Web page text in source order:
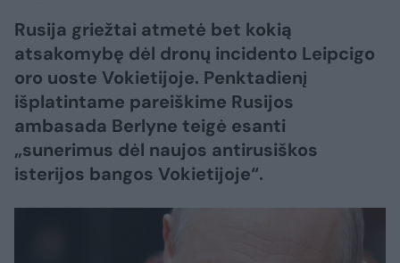
Rusija griežtai atmetė bet kokią
atsakomybę dėl dronų incidento Leipcigo
oro uoste Vokietijoje. Penktadienį
išplatintame pareiškime Rusijos
ambasada Berlyne teigė esanti
„sunerimus dėl naujos antirusiškos
isterijos bangos Vokietijoje“.